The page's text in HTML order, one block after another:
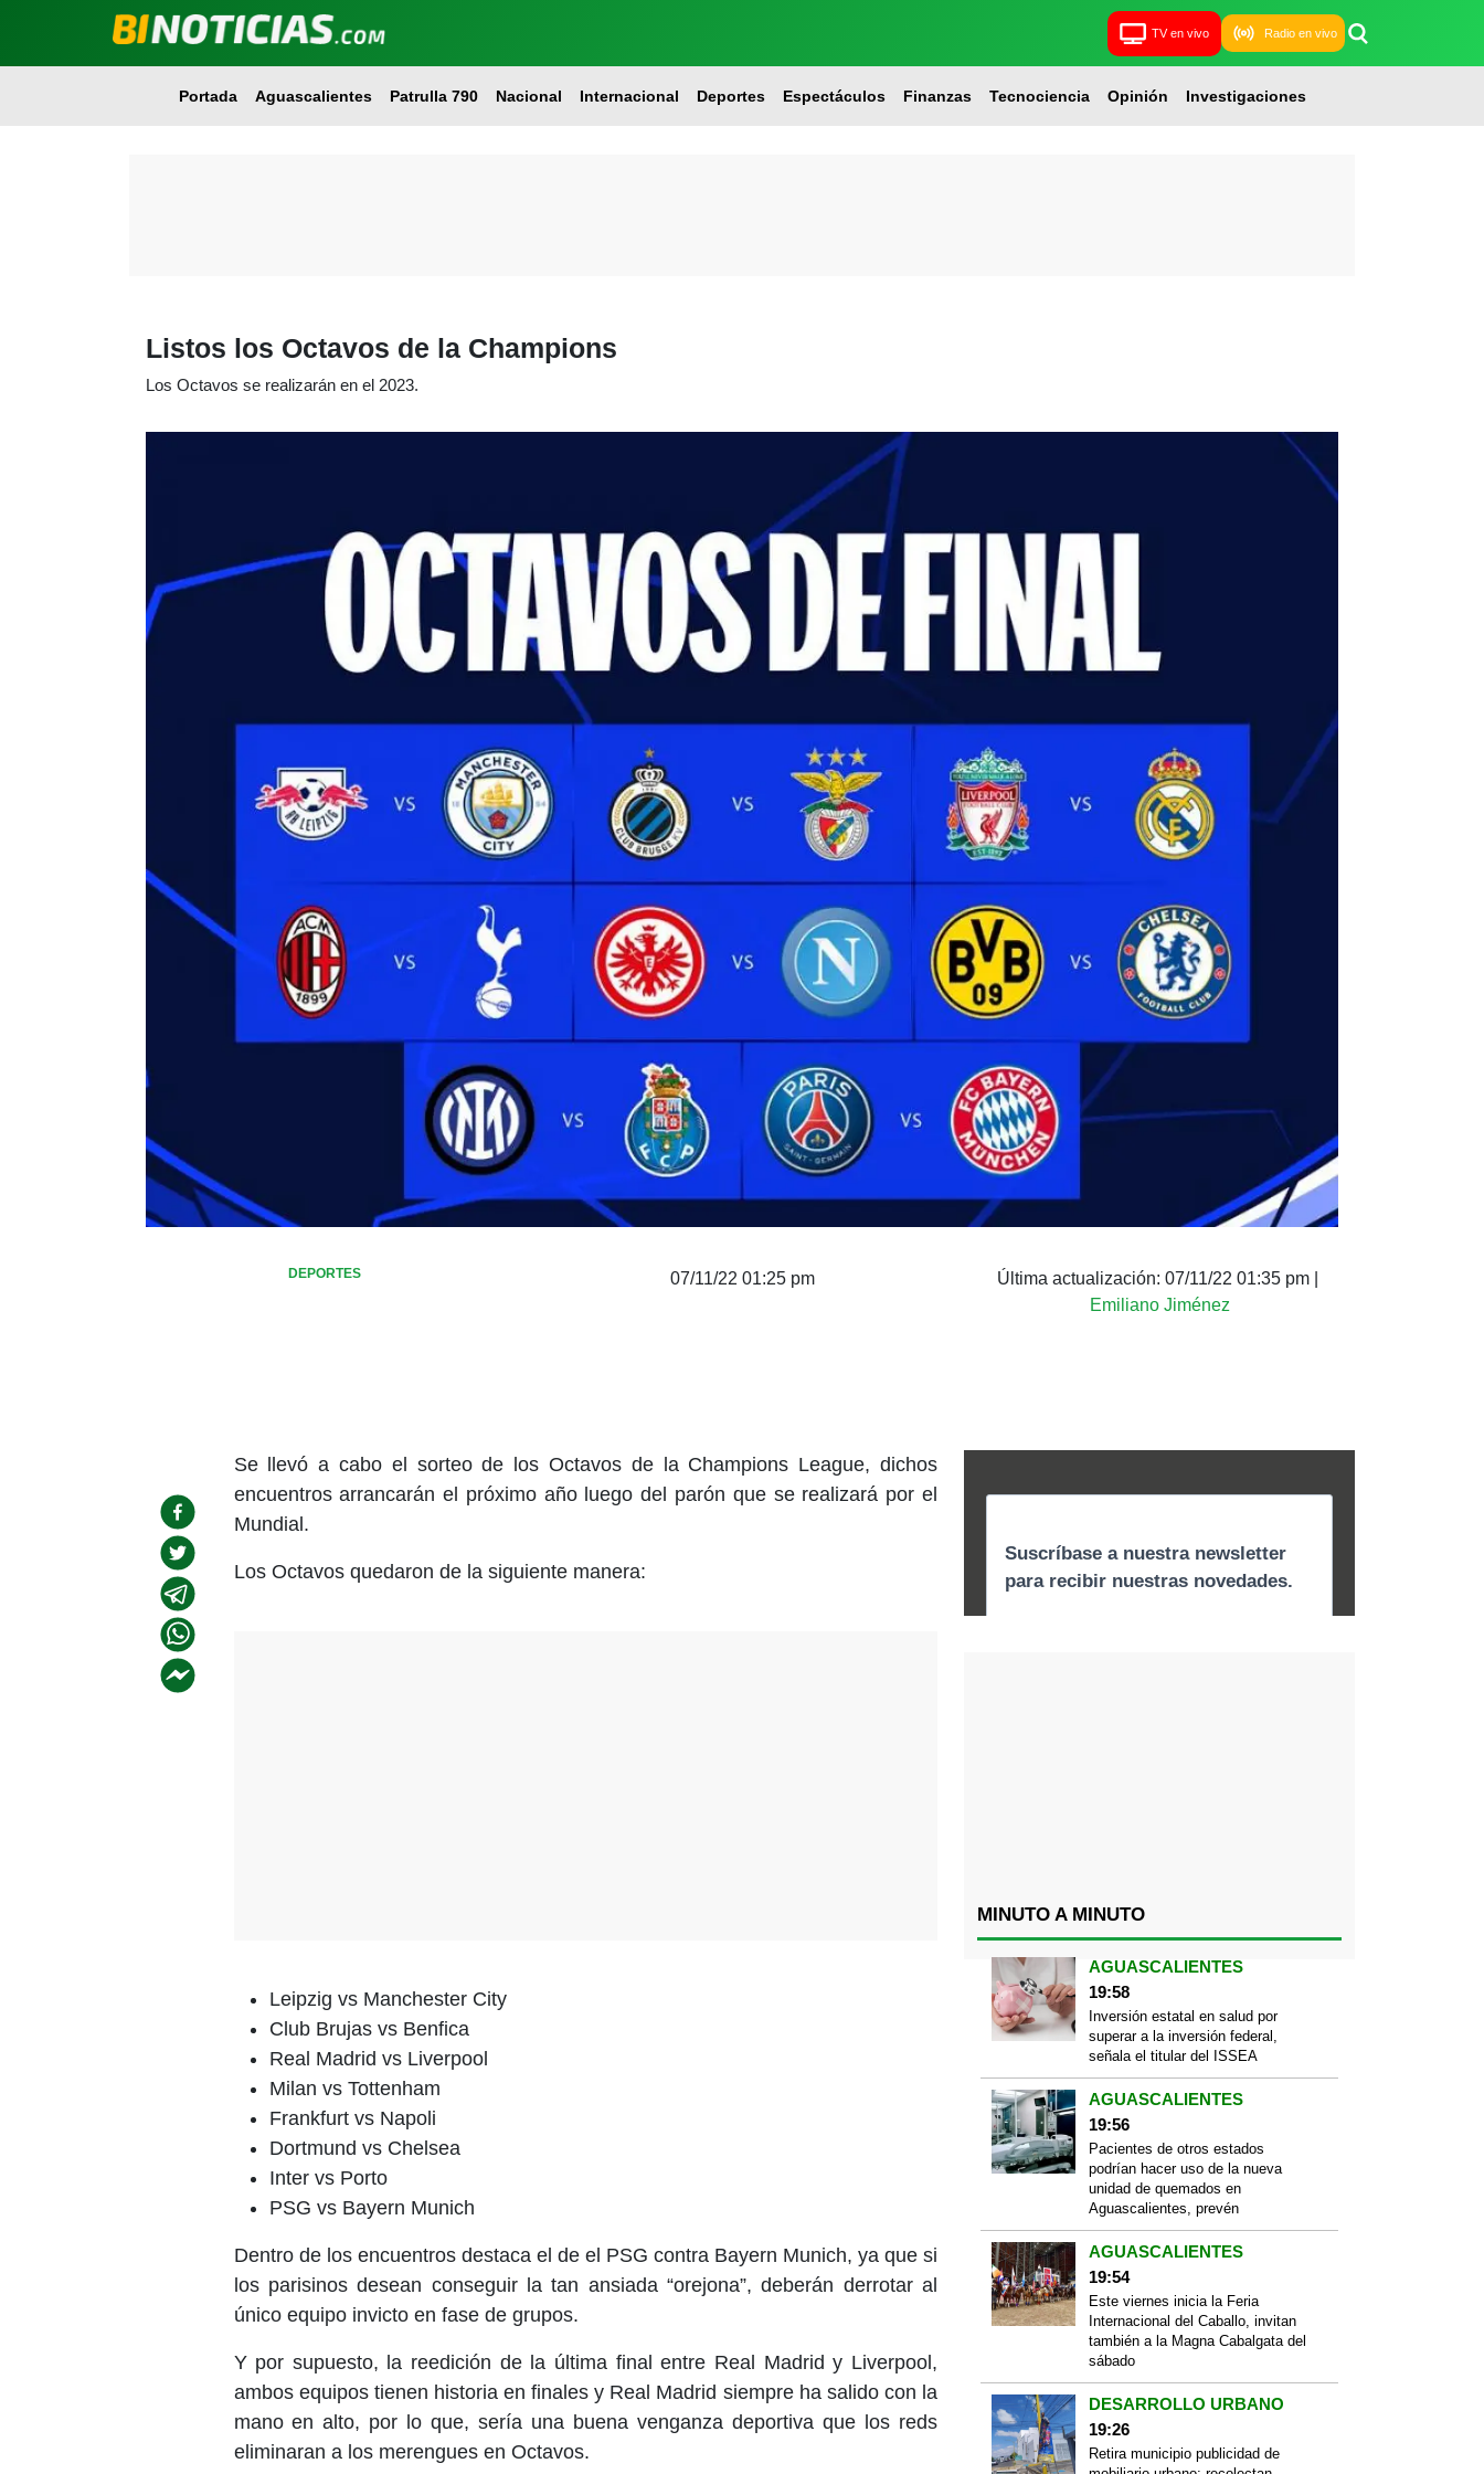
TV en vivo Radio en vivo
Portada Aguascalientes Patrulla 790 Nacional Internacional Deportes Espectáculos Finanzas Tecnociencia Opinión Investigaciones
Listos los Octavos de la Champions
Los Octavos se realizarán en el 2023.
DEPORTES 07/11/22 01:25 pm Última actualización: 07/11/22 01:35 pm|
Emiliano Jiménez
Se llevó a cabo el sorteo de los Octavos de la Champions League, dichos
encuentros arrancarán el próximo año luego del parón que se realizará por el
Mundial.
Los Octavos quedaron de la siguiente manera:
Leipzig vs Manchester City
Club Brujas vs Benfica
Real Madrid vs Liverpool
Milan vs Tottenham
Frankfurt vs Napoli
Dortmund vs Chelsea
Inter vs Porto
PSG vs Bayern Munich
Dentro de los encuentros destaca el de el PSG contra Bayern Munich, ya que si
los parisinos desean conseguir la tan ansiada “orejona”, deberán derrotar al
único equipo invicto en fase de grupos.
Y por supuesto, la reedición de la última final entre Real Madrid y Liverpool,
ambos equipos tienen historia en finales y Real Madrid siempre ha salido con la
mano en alto, por lo que, sería una buena venganza deportiva que los reds
eliminaran a los merengues en Octavos.
MINUTO A MINUTO
AGUASCALIENTES
19:58
Inversión estatal en salud por
superar a la inversión federal,
señala el titular del ISSEA
AGUASCALIENTES
19:56
Pacientes de otros estados
podrían hacer uso de la nueva
unidad de quemados en
Aguascalientes, prevén
AGUASCALIENTES
19:54
Este viernes inicia la Feria
Internacional del Caballo, invitan
también a la Magna Cabalgata del
sábado
DESARROLLO URBANO
19:26
Retira municipio publicidad de